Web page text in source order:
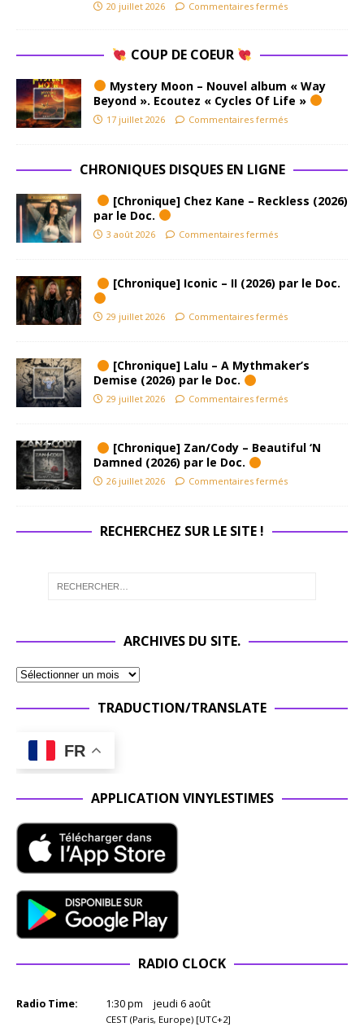
20 juillet 2026 Commentaires fermés
COUP DE COEUR
Mystery Moon – Nouvel album « Way
Beyond ». Ecoutez « Cycles Of Life »
17 juillet 2026 Commentaires fermés
CHRONIQUES DISQUES EN LIGNE
[Chronique] Chez Kane – Reckless (2026)
par le Doc.
3 août 2026 Commentaires fermés
[Chronique] Iconic – II (2026) par le Doc.
29 juillet 2026 Commentaires fermés
[Chronique] Lalu – A Mythmaker’s
Demise (2026) par le Doc.
29 juillet 2026 Commentaires fermés
[Chronique] Zan/Cody – Beautiful ‘N
Damned (2026) par le Doc.
26 juillet 2026 Commentaires fermés
RECHERCHEZ SUR LE SITE !
ARCHIVES DU SITE.
TRADUCTION/TRANSLATE
FR
APPLICATION VINYLESTIMES
RADIO CLOCK
Radio Time: 1:30pm jeudi 6 août
CEST (Paris, Europe) [UTC+2]